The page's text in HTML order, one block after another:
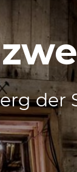
der